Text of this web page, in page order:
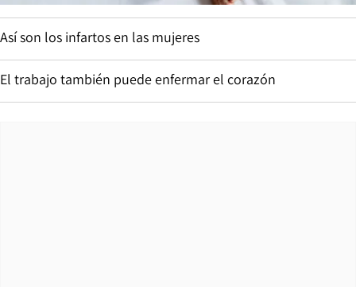
Así son los infartos en las mujeres
El trabajo también puede enfermar el corazón